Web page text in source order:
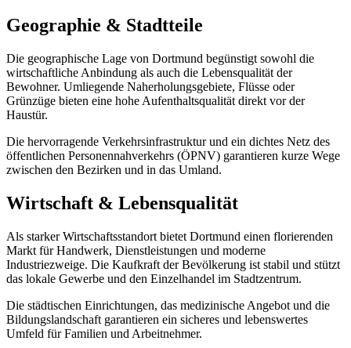
Geographie & Stadtteile
Die geographische Lage von Dortmund begünstigt sowohl die
wirtschaftliche Anbindung als auch die Lebensqualität der
Bewohner. Umliegende Naherholungsgebiete, Flüsse oder
Grünzüge bieten eine hohe Aufenthaltsqualität direkt vor der
Haustür.
Die hervorragende Verkehrsinfrastruktur und ein dichtes Netz des
öffentlichen Personennahverkehrs (ÖPNV) garantieren kurze Wege
zwischen den Bezirken und in das Umland.
Wirtschaft & Lebensqualität
Als starker Wirtschaftsstandort bietet Dortmund einen florierenden
Markt für Handwerk, Dienstleistungen und moderne
Industriezweige. Die Kaufkraft der Bevölkerung ist stabil und stützt
das lokale Gewerbe und den Einzelhandel im Stadtzentrum.
Die städtischen Einrichtungen, das medizinische Angebot und die
Bildungslandschaft garantieren ein sicheres und lebenswertes
Umfeld für Familien und Arbeitnehmer.